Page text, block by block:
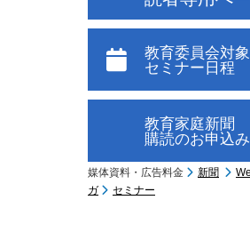
教育委員会対象
セミナー日程
教育家庭新聞
購読のお申込み
媒体資料・広告料金 新聞
ガ
セミナー